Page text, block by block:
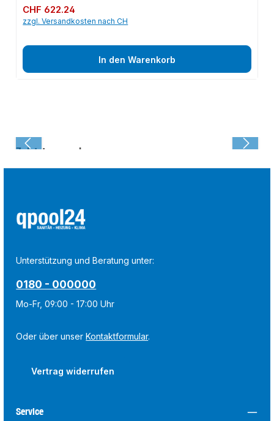
Regulärer Preis:
CHF 622.24
zzgl. Versandkosten nach CH
In den Warenkorb
Zuletzt angesehen:
Unterstützung und Beratung unter:
0180 - 000000
Mo-Fr, 09:00 - 17:00 Uhr
Oder über unserKontaktformular.
Vertrag widerrufen
Service